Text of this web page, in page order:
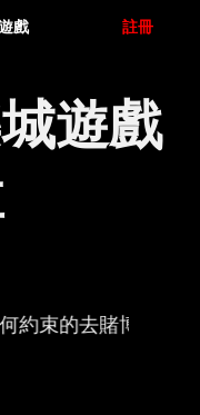
戲 註冊
遊戲
去賭博，只會